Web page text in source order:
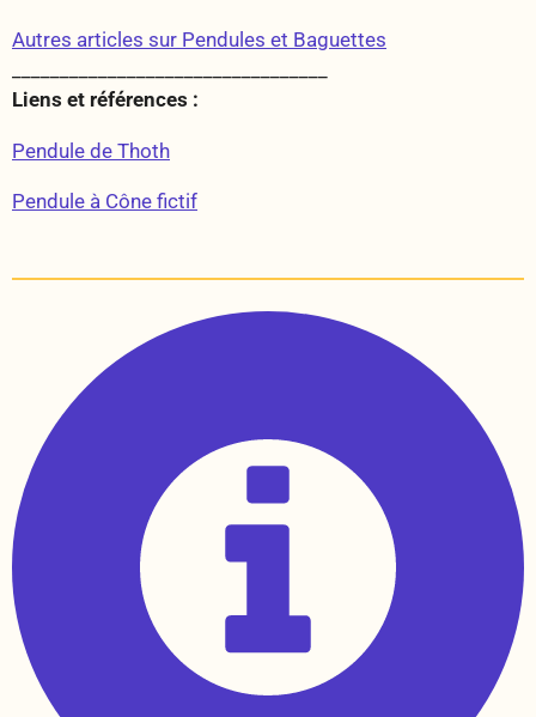
Autres articles sur Pendules et Baguettes
Liens et références :
Pendule de Thoth
Pendule à Cône fictif